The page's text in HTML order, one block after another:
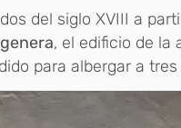
del siglo XVIII a
, el edificio de la
para albergar a